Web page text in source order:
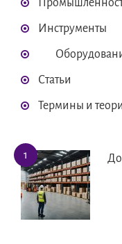
Инструменты
Статьи
Термины и